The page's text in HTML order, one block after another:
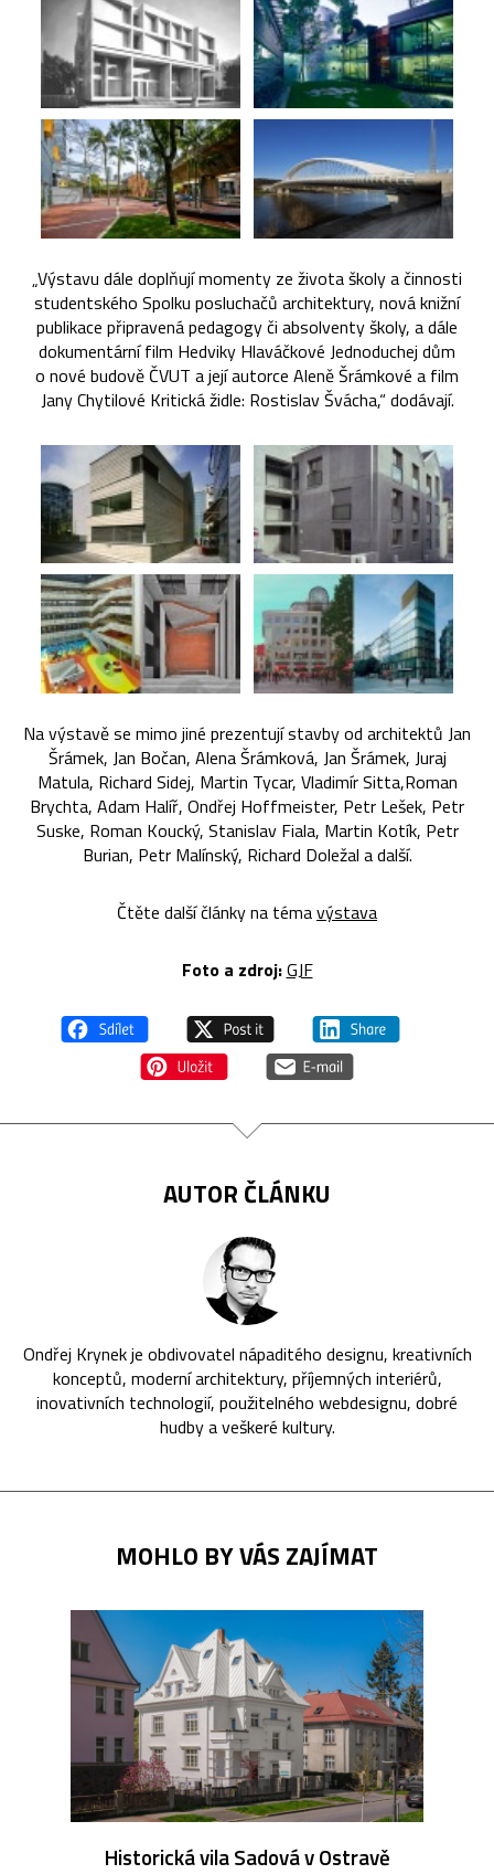
„Výstavu dále doplňují momenty ze života školy a činnosti
studentského Spolku posluchačů architektury, nová knižní
publikace připravená pedagogy či absolventy školy, a dále
dokumentární film Hedviky Hlaváčkové Jednoduchej dům
o nové budově ČVUT a její autorce Aleně Šrámkové a film
Jany Chytilové Kritická židle: Rostislav Švácha,“ dodávají.
Na výstavě se mimo jiné prezentují stavby od architektů Jan
Šrámek, Jan Bočan, Alena Šrámková, Jan Šrámek, Juraj
Matula, Richard Sidej, Martin Tycar, Vladimír Sitta,Roman
Brychta, Adam Halíř, Ondřej Hoffmeister, Petr Lešek, Petr
Suske, Roman Koucký, Stanislav Fiala, Martin Kotík, Petr
Burian, Petr Malínský, Richard Doležal a další.
Čtěte další články na témavýstava
Foto a zdroj:GJF
AUTOR ČLÁNKU
Ondřej Krynek je obdivovatel nápaditého designu, kreativních
konceptů, moderní architektury, příjemných interiérů,
inovativních technologií, použitelného webdesignu, dobré
hudby a veškeré kultury.
MOHLO BY VÁS ZAJÍMAT
Historická vila Sadová v Ostravě